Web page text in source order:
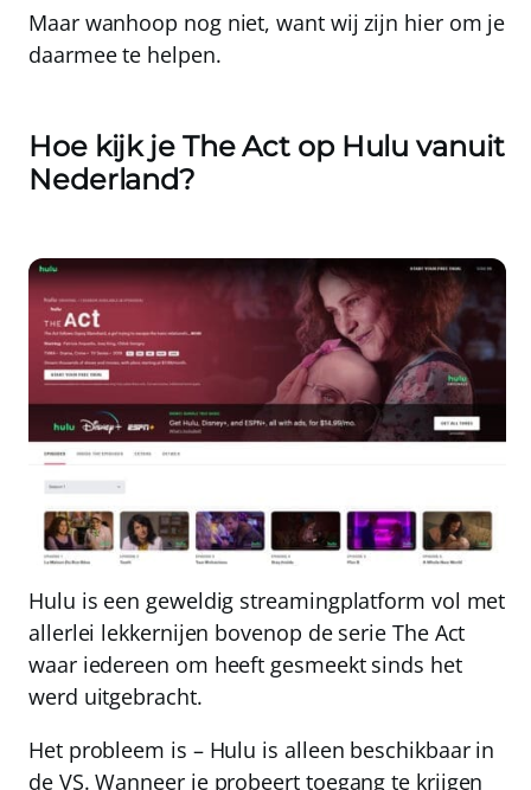
Maar wanhoop nog niet, want wij zijn hier om je
daarmee te helpen.
Hoe kijk je The Act op Hulu vanuit
Nederland?
Hulu is een geweldig streamingplatform vol met
allerlei lekkernijen bovenop de serie The Act
waar iedereen om heeft gesmeekt sinds het
werd uitgebracht.
Het probleem is – Hulu is alleen beschikbaar in
de VS. Wanneer je probeert toegang te krijgen